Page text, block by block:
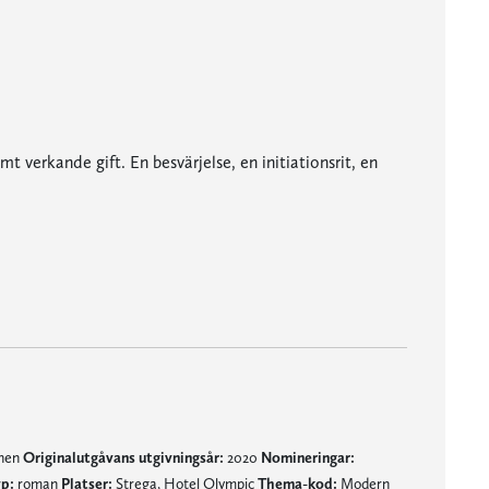
verkande gift. En besvärjelse, en initiationsrit, en
Originalutgåvans utgivningsår: 2020 Nomineringar:
roman Platser: Strega, Hotel OlympicThema-kod: Modern